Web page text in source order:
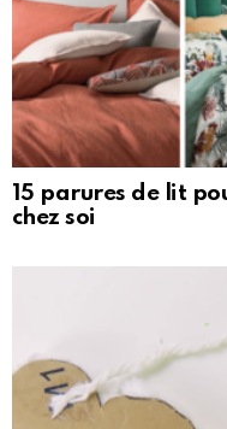
15 parures de lit
chez soi